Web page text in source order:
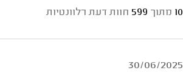
מתוך 599 חוות דעת רלוונטיות
30/06/2025